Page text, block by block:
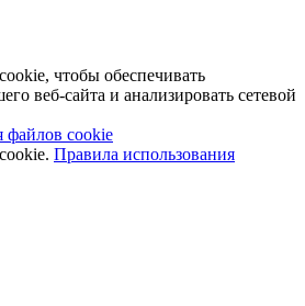
чтобы обеспечивать
веб-сайта и анализировать сетевой
файлов cookie
Правила использования